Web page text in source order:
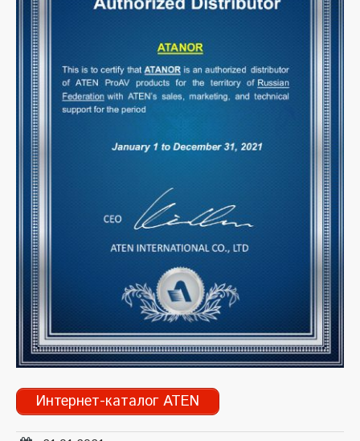
Интернет-каталог ATEN